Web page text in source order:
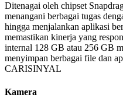
Ditenagai oleh chipset
menangani berbagai tugas
hingga menjalankan aplikasi
memastikan kinerja yang
internal 128 GB atau 256 GB
menyimpan berbagai file dan
CARISINYAL
Kamera